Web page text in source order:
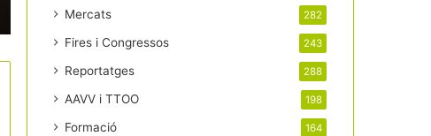
Mercats 282
Fires i Congressos 243
Reportatges 288
AAVV i TTOO 198
Formació 164